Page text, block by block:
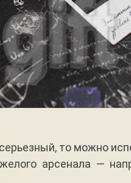
то можно
арсенала —